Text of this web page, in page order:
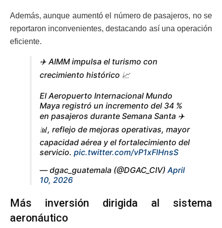
Además, aunque aumentó el número de pasajeros, no se
reportaron inconvenientes, destacando así una operación
eficiente.
✈️ AIMM impulsa el turismo con
crecimiento histórico 📈
El Aeropuerto Internacional Mundo
Maya registró un incremento del 34 %
en pasajeros durante Semana Santa ✈️
📊, reflejo de mejoras operativas, mayor
capacidad aérea y el fortalecimiento del
servicio. pic.twitter.com/vP1xFlHnsS
— dgac_guatemala (@DGAC_CIV)April
10, 2026
Más inversión dirigida al sistema
aeronáutico